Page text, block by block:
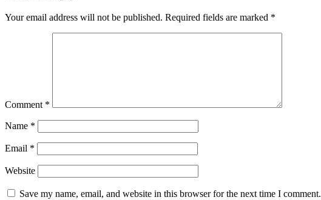
Your email address will not be published. Required fields are marked *
Comment *
Name *
Email *
Website
Save my name, email, and website in this browser for the next time I comment.